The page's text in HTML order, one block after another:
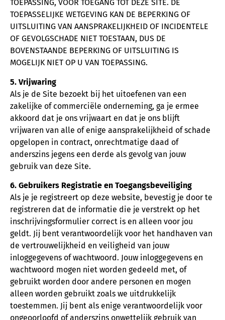
TOEPASSING, VOOR TOEGANG TOT DEZE SITE. DE
TOEPASSELIJKE WETGEVING KAN DE BEPERKING OF
UITSLUITING VAN AANSPRAKELIJKHEID OF INCIDENTELE
OF GEVOLGSCHADE NIET TOESTAAN, DUS DE
BOVENSTAANDE BEPERKING OF UITSLUITING IS
MOGELIJK NIET OP U VAN TOEPASSING.
5. Vrijwaring
Als je de Site bezoekt bij het uitoefenen van een
zakelijke of commerciële onderneming, ga je ermee
akkoord dat je ons vrijwaart en dat je ons blijft
vrijwaren van alle of enige aansprakelijkheid of schade
opgelopen in contract, onrechtmatige daad of
anderszins jegens een derde als gevolg van jouw
gebruik van deze Site.
6. Gebruikers Registratie en Toegangsbeveiliging
Als je je registreert op deze website, bevestig je door te
registreren dat de informatie die je verstrekt op het
inschrijvingsformulier correct is en alleen voor jou
geldt. Jij bent verantwoordelijk voor het handhaven van
de vertrouwelijkheid en veiligheid van jouw
inloggegevens of wachtwoord. Jouw inloggegevens en
wachtwoord mogen niet worden gedeeld met, of
gebruikt worden door andere personen en mogen
alleen worden gebruikt zoals we uitdrukkelijk
toestemmen. Jij bent als enige verantwoordelijk voor
ongeoorloofd of anderszins onwettelijk gebruik van